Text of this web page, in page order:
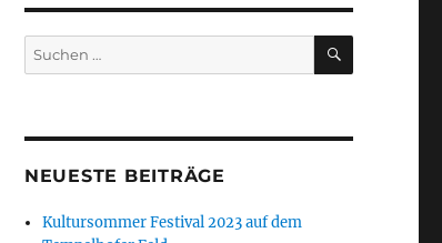
Suchen
nach:
SUCHEN
NEUESTE BEITRÄGE
Kultursommer Festival 2023 auf dem